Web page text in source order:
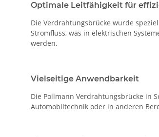
Optimale Leitfähigkeit für
Die Verdrahtungsbrücke wurde
Stromfluss, was in elektrischen
werden.
Vielseitige Anwendbarkeit
Die Pollmann Verdrahtungsbrücke in
Automobiltechnik oder in anderen